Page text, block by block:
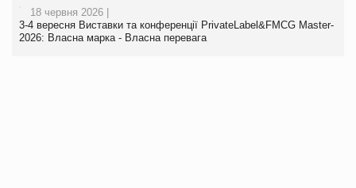
18 червня 2026 |
3-4 вересня Виставки та конференції PrivateLabel&FMCG Master-
2026: Власна марка - Власна перевага